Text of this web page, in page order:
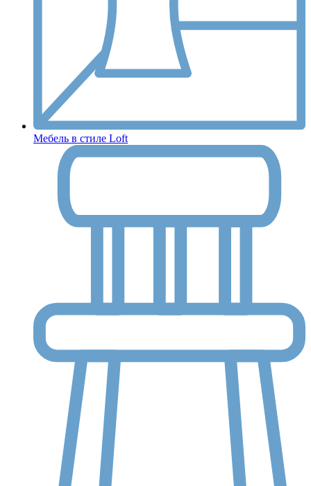
Мебель в стиле Loft